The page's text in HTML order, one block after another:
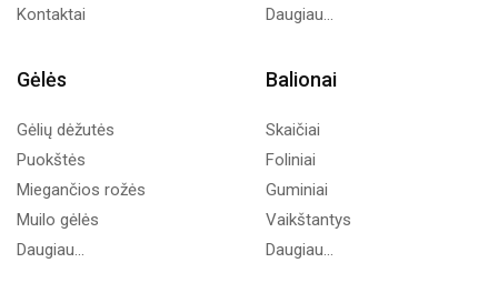
Kontaktai
Daugiau...
Gėlės
Gėlių dėžutės
Puokštės
Miegančios rožės
Muilo gėlės
Daugiau...
Balionai
Skaičiai
Foliniai
Guminiai
Vaikštantys
Daugiau...